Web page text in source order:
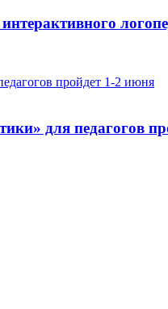
для педагогов